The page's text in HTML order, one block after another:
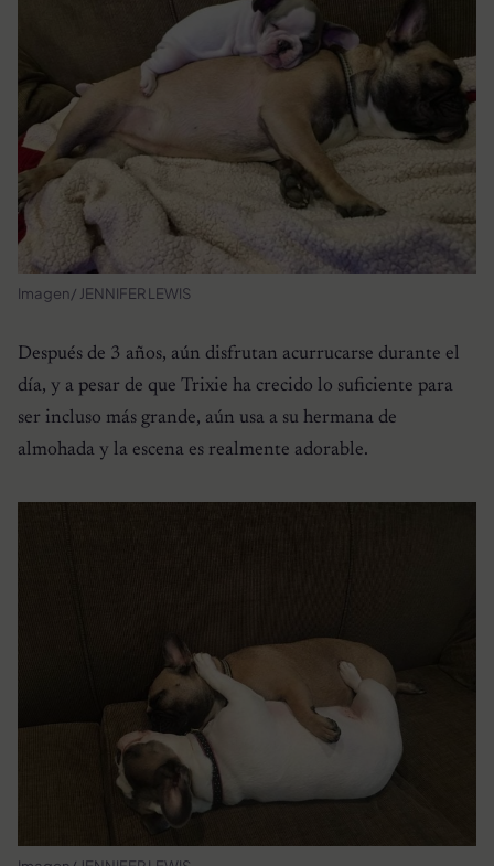
Imagen/ JENNIFER LEWIS
Después de 3 años, aún disfrutan acurrucarse durante el
día, y a pesar de que Trixie ha crecido lo suficiente para
ser incluso más grande, aún usa a su hermana de
almohada y la escena es realmente adorable.